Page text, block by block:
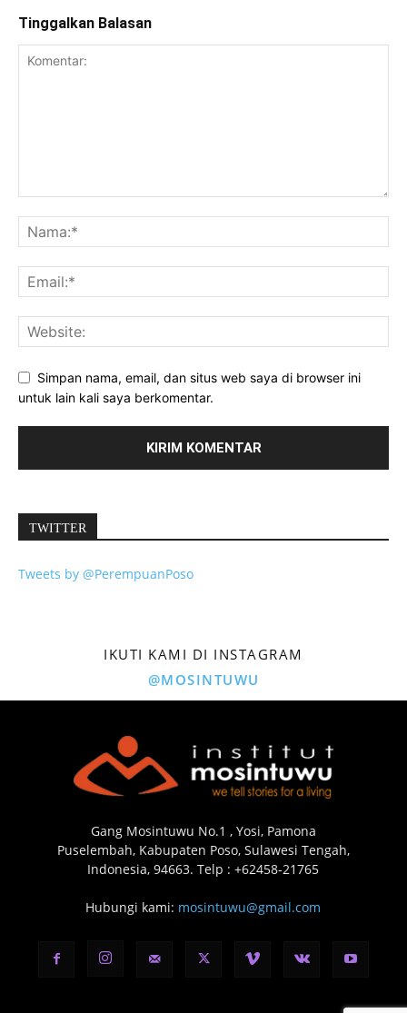
Tinggalkan Balasan
Simpan nama, email, dan situs web saya di browser ini
untuk lain kali saya berkomentar.
TWITTER
Tweets by @PerempuanPoso
IKUTI KAMI DI INSTAGRAM
@MOSINTUWU
Gang Mosintuwu No.1 , Yosi, Pamona
Puselembah, Kabupaten Poso, Sulawesi Tengah,
Indonesia, 94663. Telp : +62458-21765
Hubungi kami: mosintuwu@gmail.com